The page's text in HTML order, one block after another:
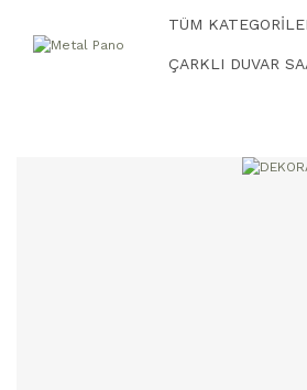
TÜM
ÇARKLI DUVAR